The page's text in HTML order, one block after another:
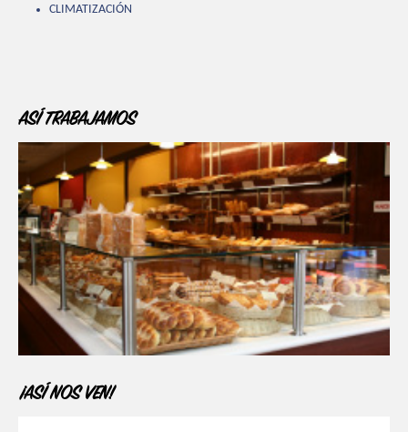
CLIMATIZACIÓN
ASÍ TRABAJAMOS
¡ASÍ NOS VEN!